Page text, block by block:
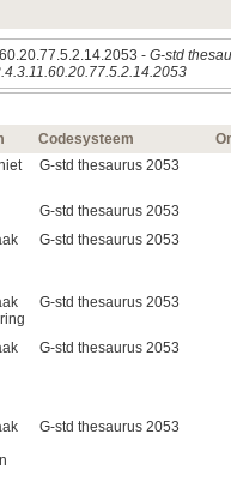
- G-std
Codesysteem
G-std thesaurus 2053
G-std thesaurus 2053
G-std thesaurus 2053
G-std thesaurus 2053
G-std thesaurus 2053
G-std thesaurus 2053